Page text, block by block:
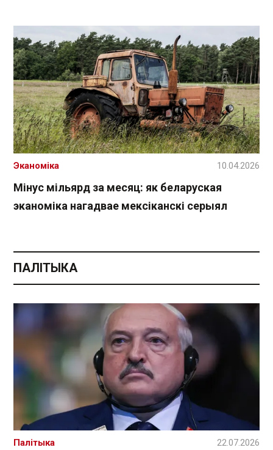
Мінус мільярд за месяц: як беларуская
эканоміка нагадвае мексіканскі серыял
Эканоміка 10.04.2026
ПАЛІТЫКА
Палітыка 22.07.2026